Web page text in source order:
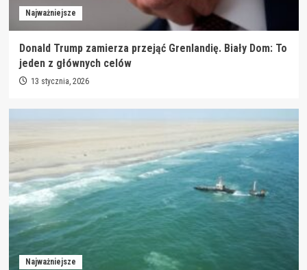
Najważniejsze
Donald Trump zamierza przejąć Grenlandię. Biały Dom: To
jeden z głównych celów
13 stycznia, 2026
Najważniejsze